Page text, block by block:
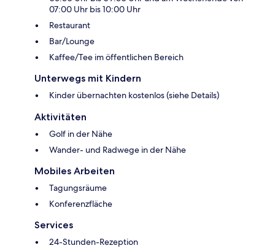
07:00 Uhr bis 10:00 Uhr
Restaurant
Bar/Lounge
Kaffee/Tee im öffentlichen Bereich
Unterwegs mit Kindern
Kinder übernachten kostenlos (siehe Details)
Aktivitäten
Golf in der Nähe
Wander- und Radwege in der Nähe
Mobiles Arbeiten
Tagungsräume
Konferenzfläche
Services
24-Stunden-Rezeption